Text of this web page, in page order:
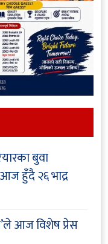
बुवा
आज हुँदै२६ भाद्र
आज विशेष प्रेस